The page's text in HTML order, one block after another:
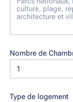
Nombre de
Type de logement